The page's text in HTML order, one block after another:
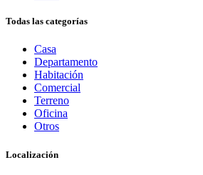
Todas las categorías
Casa
Departamento
Habitación
Comercial
Terreno
Oficina
Otros
Localización